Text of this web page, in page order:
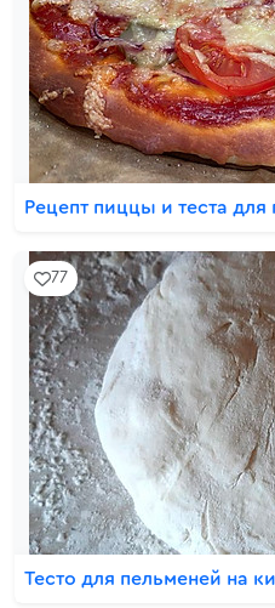
Рецепт пиццы и теста
77
Тесто для пельменей на